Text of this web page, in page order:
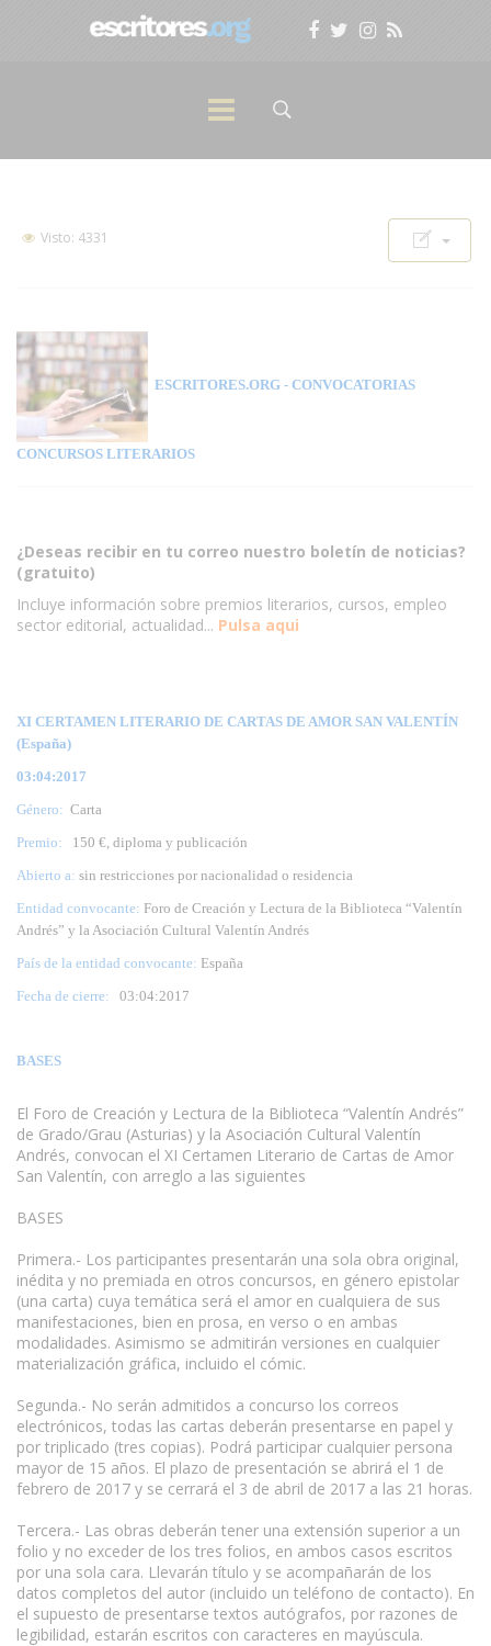
Visto: 4331
ESCRITORES.ORG - CONVOCATORIAS
CONCURSOS LITERARIOS
¿Deseas recibir en tu correo nuestro boletín de noticias?
(gratuito)
Incluye información sobre premios literarios, cursos, empleo
sector editorial, actualidad... Pulsa aqui
XI CERTAMEN LITERARIO DE CARTAS DE AMOR SAN VALENTÍN
(España)
03:04:2017
Género: Carta
Premio:
150 €, diploma y publicación
Abierto a: sin restricciones por nacionalidad o residencia
Entidad convocante: Foro de Creación y Lectura de la Biblioteca “Valentín
Andrés” y la Asociación Cultural Valentín Andrés
País de la entidad convocante: España
Fecha de cierre: 03:04:2017
BASES
El Foro de Creación y Lectura de la Biblioteca “Valentín Andrés”
de Grado/Grau (Asturias) y la Asociación Cultural Valentín
Andrés, convocan el XI Certamen Literario de Cartas de Amor
San Valentín, con arreglo a las siguientes
BASES
Primera.- Los participantes presentarán una sola obra original,
inédita y no premiada en otros concursos, en género epistolar
(una carta) cuya temática será el amor en cualquiera de sus
manifestaciones, bien en prosa, en verso o en ambas
modalidades. Asimismo se admitirán versiones en cualquier
materialización gráfica, incluido el cómic.
Segunda.- No serán admitidos a concurso los correos
electrónicos, todas las cartas deberán presentarse en papel y
por triplicado (tres copias). Podrá participar cualquier persona
mayor de 15 años. El plazo de presentación se abrirá el 1 de
febrero de 2017 y se cerrará el 3 de abril de 2017 a las 21 horas.
Tercera.- Las obras deberán tener una extensión superior a un
folio y no exceder de los tres folios, en ambos casos escritos
por una sola cara. Llevarán título y se acompañarán de los
datos completos del autor (incluido un teléfono de contacto). En
el supuesto de presentarse textos autógrafos, por razones de
legibilidad, estarán escritos con caracteres en mayúscula.